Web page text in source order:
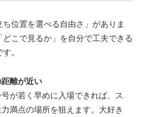
位置を選べる自由さ」がありま
こで見るか」を自分で工夫できる
。
離が近い
が若く早めに入場できれば、ス
満点の場所を狙えます。大好き